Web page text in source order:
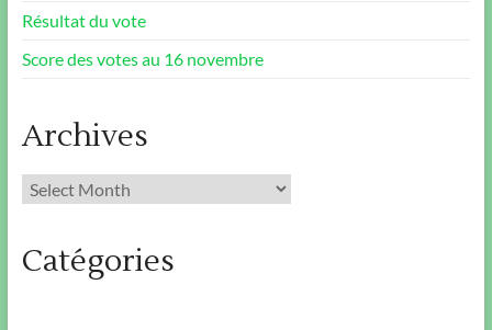
Résultat du vote
Score des votes au 16 novembre
Archives
Archives
Catégories